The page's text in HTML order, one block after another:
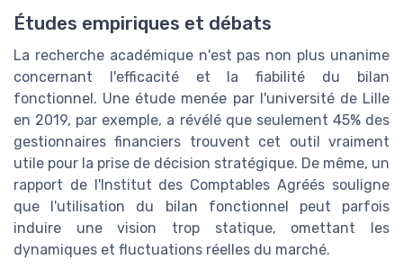
Études empiriques et débats
La recherche académique n'est pas non plus unanime
concernant l'efficacité et la fiabilité du bilan
fonctionnel. Une étude menée par l'université de Lille
en 2019, par exemple, a révélé que seulement 45% des
gestionnaires financiers trouvent cet outil vraiment
utile pour la prise de décision stratégique. De même, un
rapport de l'Institut des Comptables Agréés souligne
que l'utilisation du bilan fonctionnel peut parfois
induire une vision trop statique, omettant les
dynamiques et fluctuations réelles du marché.